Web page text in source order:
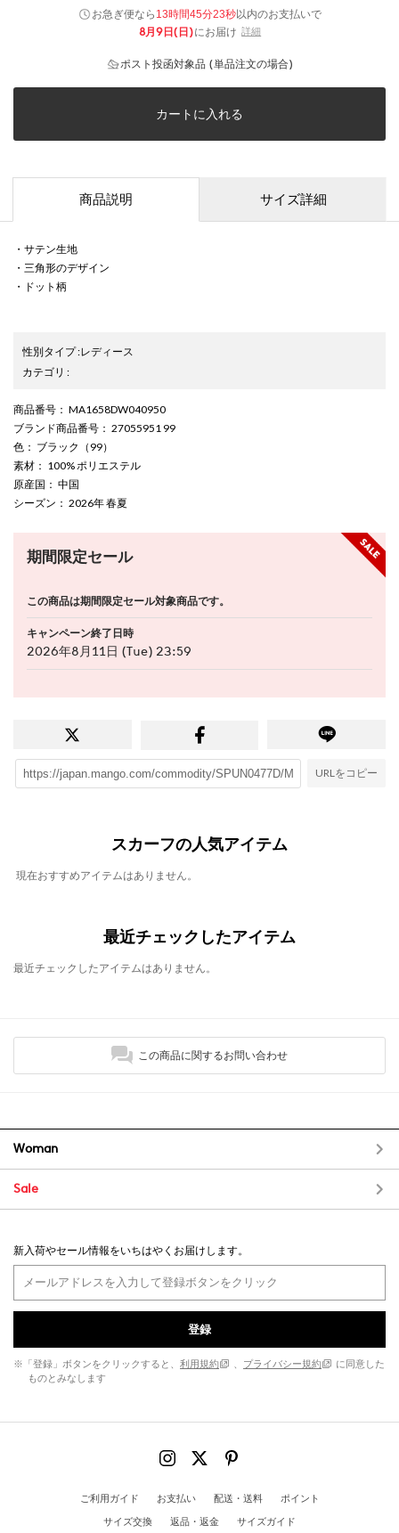
お急ぎ便なら 13時間45分23秒以内のお支払いで
8月9日(日)にお届け 詳細
ポスト投函対象品 (単品注文の場合)
カートに入れる
商品説明 サイズ詳細
・サテン生地
・三角形のデザイン
・ドット柄
性別タイプ:レディース
カテゴリ :
商品番号 ： MA1658DW040950
ブランド商品番号 ： 27055951 99
色 ： ブラック（99）
素材 ： 100% ポリエステル
原産国 ： 中国
シーズン ： 2026年 春夏
期間限定セール
この商品は期間限定セール対象商品です。
キャンペーン終了日時
2026年8月11日 (Tue) 23:59
URLをコピー
スカーフの人気アイテム
現在おすすめアイテムはありません。
最近チェックしたアイテム
最近チェックしたアイテムはありません。
この商品に関するお問い合わせ
Woman
Sale
新入荷やセール情報をいちはやくお届けします。
登録
※「登録」ボタンをクリックすると、 利用規約 、 プライバシー規約
に同意した
ものとみなします
ご利用ガイド お支払い 配送・送料
ポイント
サイズ交換
返品・返金 サイズガイド